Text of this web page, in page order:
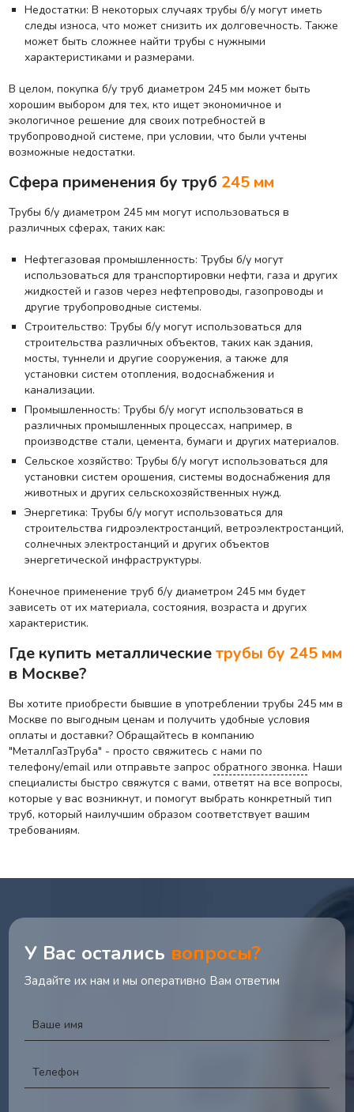
Недостатки: В некоторых случаях трубы б/у могут иметь
следы износа, что может снизить их долговечность. Также
может быть сложнее найти трубы с нужными
характеристиками и размерами.
В целом, покупка б/у труб диаметром 245 мм может быть
хорошим выбором для тех, кто ищет экономичное и
экологичное решение для своих потребностей в
трубопроводной системе, при условии, что были учтены
возможные недостатки.
Сфера применения бу труб 245 мм
Трубы б/у диаметром 245 мм могут использоваться в
различных сферах, таких как:
Нефтегазовая промышленность: Трубы б/у могут
использоваться для транспортировки нефти, газа и других
жидкостей и газов через нефтепроводы, газопроводы и
другие трубопроводные системы.
Строительство: Трубы б/у могут использоваться для
строительства различных объектов, таких как здания,
мосты, туннели и другие сооружения, а также для
установки систем отопления, водоснабжения и
канализации.
Промышленность: Трубы б/у могут использоваться в
различных промышленных процессах, например, в
производстве стали, цемента, бумаги и других материалов.
Сельское хозяйство: Трубы б/у могут использоваться для
установки систем орошения, системы водоснабжения для
животных и других сельскохозяйственных нужд.
Энергетика: Трубы б/у могут использоваться для
строительства гидроэлектростанций, ветроэлектростанций,
солнечных электростанций и других объектов
энергетической инфраструктуры.
Конечное применение труб б/у диаметром 245 мм будет
зависеть от их материала, состояния, возраста и других
характеристик.
Где купить металлическиетрубы бу 245 мм
в Москве?
Вы хотите приобрести бывшие в употреблении трубы 245 мм в
Москве по выгодным ценам и получить удобные условия
оплаты и доставки? Обращайтесь в компанию
"МеталлГазТруба" - просто свяжитесь с нами по
телефону/email или отправьте запрособратного звонка. Наши
специалисты быстро свяжутся с вами, ответят на все вопросы,
которые у вас возникнут, и помогут выбрать конкретный тип
труб, который наилучшим образом соответствует вашим
требованиям.
У Вас остались вопросы?
Задайте их нам и мы оперативно Вам ответим